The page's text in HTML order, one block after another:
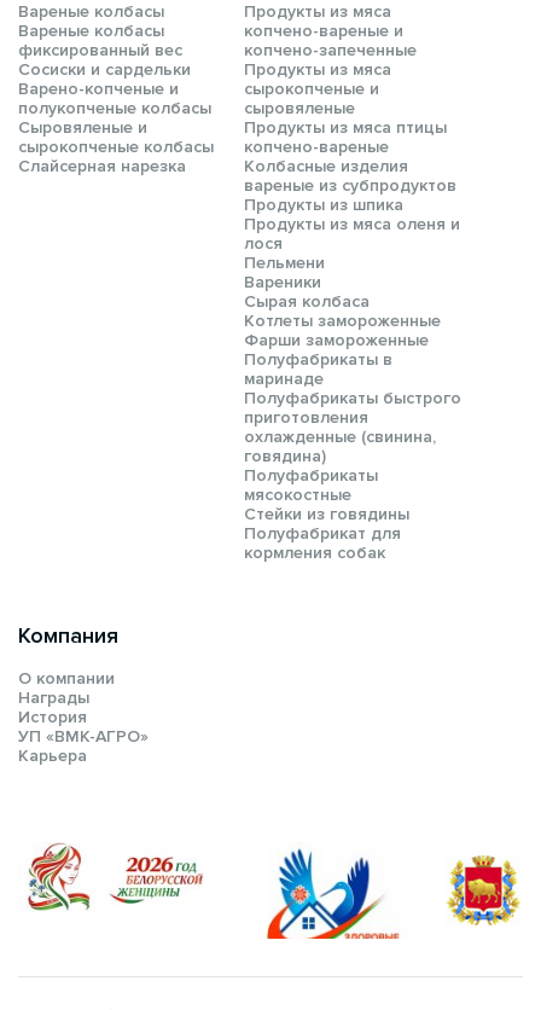
Компания
О компании
Награды
История
УП «ВМК-АГРО»
Карьера
Вареные колбасы
Вареные колбасы
фиксированный вес
Сосиски и сардельки
Варено-копченые и
полукопченые колбасы
Сыровяленые и
сырокопченые колбасы
Слайсерная нарезка
Продукты из мяса
копчено-вареные и
копчено-запеченные
Продукты из мяса
сырокопченые и
сыровяленые
Продукты из мяса птицы
копчено-вареные
Колбасные изделия
вареные из субпродуктов
Продукты из шпика
Продукты из мяса оленя и
лося
Пельмени
Вареники
Сырая колбаса
Котлеты замороженные
Фарши замороженные
Полуфабрикаты в
маринаде
Полуфабрикаты быстрого
приготовления
охлажденные (свинина,
говядина)
Полуфабрикаты
мясокостные
Стейки из говядины
Полуфабрикат для
кормления собак